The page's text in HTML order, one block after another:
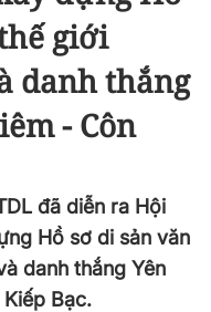
giới
danh thắng
- Côn
đã diễn ra Hội
Hồ sơ di sản văn
danh thắng Yên
Bạc.